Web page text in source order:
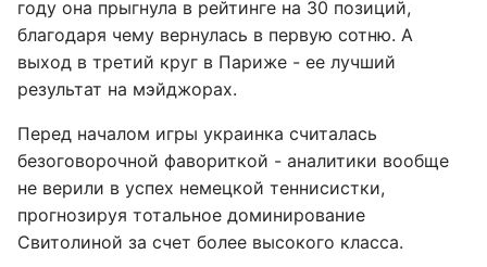
году она прыгнула в рейтинге на 30 позиций,
благодаря чему вернулась в первую сотню. А
выход в третий круг в Париже - ее лучший
результат на мэйджорах.
Перед началом игры украинка считалась
безоговорочной фавориткой - аналитики вообще
не верили в успех немецкой теннисистки,
прогнозируя тотальное доминирование
Свитолиной за счет более высокого класса.